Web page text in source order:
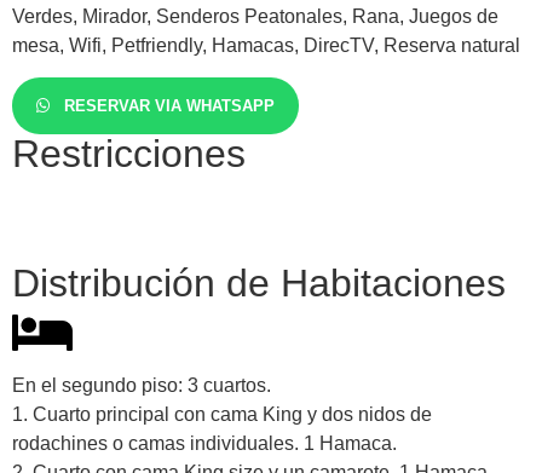
Verdes, Mirador, Senderos Peatonales, Rana, Juegos de
mesa, Wifi, Petfriendly, Hamacas, DirecTV, Reserva natural
RESERVAR VIA WHATSAPP
Restricciones
Distribución de Habitaciones
En el segundo piso: 3 cuartos.
1. Cuarto principal con cama King y dos nidos de
rodachines o camas individuales. 1 Hamaca.